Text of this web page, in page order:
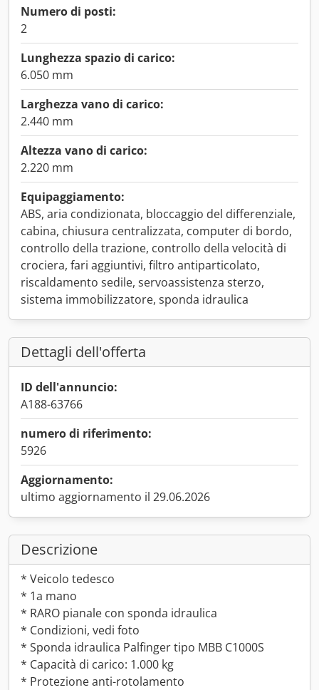
Numero di posti:
2
Lunghezza spazio di carico:
6.050 mm
Larghezza vano di carico:
2.440 mm
Altezza vano di carico:
2.220 mm
Equipaggiamento:
ABS, aria condizionata, bloccaggio del differenziale,
cabina, chiusura centralizzata, computer di bordo,
controllo della trazione, controllo della velocità di
crociera, fari aggiuntivi, filtro antiparticolato,
riscaldamento sedile, servoassistenza sterzo,
sistema immobilizzatore, sponda idraulica
Dettagli dell'offerta
ID dell'annuncio:
A188-63766
numero di riferimento:
5926
Aggiornamento:
ultimo aggiornamento il 29.06.2026
Descrizione
* Veicolo tedesco
* 1a mano
* RARO pianale con sponda idraulica
* Condizioni, vedi foto
* Sponda idraulica Palfinger tipo MBB C1000S
* Capacità di carico: 1.000 kg
* Protezione anti-rotolamento